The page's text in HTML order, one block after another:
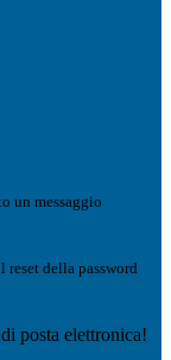
un messaggio
reset della password
posta elettronica!